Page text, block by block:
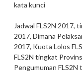
kata kunci
Jadwal FLS2N 2017,
2017, Dimana
2017, Kuota Lolos
FLS2N tingkat
Pengumuman